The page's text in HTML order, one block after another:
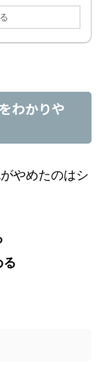
わかりや
やめたのはシ
る